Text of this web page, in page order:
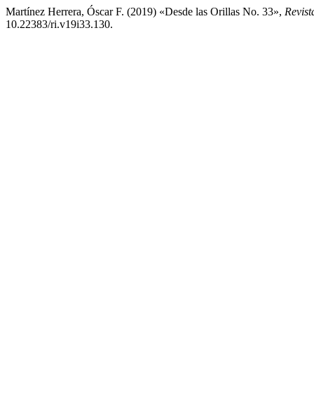
Martínez Herrera, Óscar F. (2019) «Desde las Orillas No. 33»,
10.22383/ri.v19i33.130.